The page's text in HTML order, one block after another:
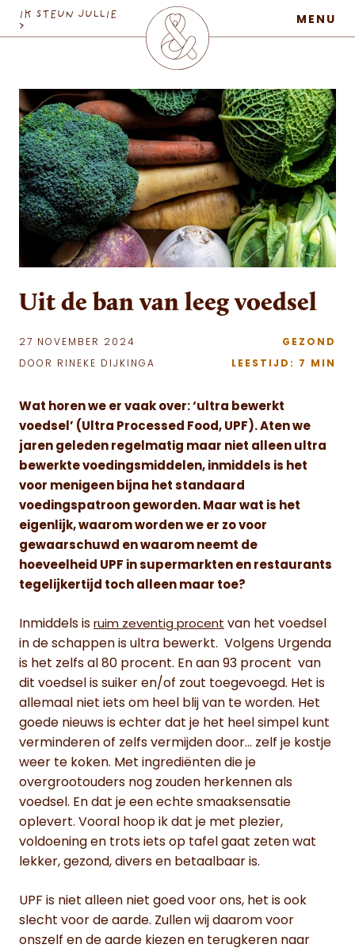
MaatschapWij
MENU
IK STEUN JULLIE
>
Uit de ban van leeg voedsel
27 NOVEMBER 2024
DOOR RINEKE DIJKINGA
GEZOND
LEESTIJD: 7 MIN
Wat horen we er vaak over: ‘ultra bewerkt
voedsel’ (Ultra Processed Food, UPF). Aten we
jaren geleden regelmatig maar niet alleen ultra
bewerkte voedingsmiddelen, inmiddels is het
voor menigeen bijna het standaard
voedingspatroon geworden. Maar wat is het
eigenlijk, waarom worden we er zo voor
gewaarschuwd en waarom neemt de
hoeveelheid UPF in supermarkten en restaurants
tegelijkertijd toch alleen maar toe?
Inmiddels is ruim zeventig procent van het voedsel
in de schappen is ultra bewerkt. Volgens Urgenda
is het zelfs al 80 procent. En aan 93 procent van
dit voedsel is suiker en/of zout toegevoegd. Het is
allemaal niet iets om heel blij van te worden. Het
goede nieuws is echter dat je het heel simpel kunt
verminderen of zelfs vermijden door… zelf je kostje
weer te koken. Met ingrediënten die je
overgrootouders nog zouden herkennen als
voedsel. En dat je een echte smaaksensatie
oplevert. Vooral hoop ik dat je met plezier,
voldoening en trots iets op tafel gaat zeten wat
lekker, gezond, divers en betaalbaar is.
UPF is niet alleen niet goed voor ons, het is ook
slecht voor de aarde. Zullen wij daarom voor
onszelf en de aarde kiezen en terugkeren naar